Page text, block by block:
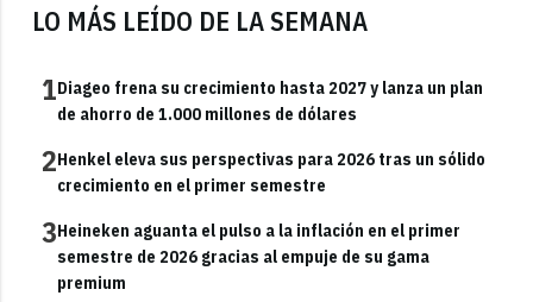
LO MÁS LEÍDO DE LA SEMANA
1Diageo frena su crecimiento hasta 2027 y lanza un plan
de ahorro de 1.000 millones de dólares
2Henkel eleva sus perspectivas para 2026 tras un sólido
crecimiento en el primer semestre
3Heineken aguanta el pulso a la inflación en el primer
semestre de 2026 gracias al empuje de su gama
premium